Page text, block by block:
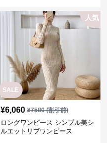
SALE
人気
¥6,060 ¥7580(割引前)
ロングワンピース シンプル美シ
ルエットリブワンピース